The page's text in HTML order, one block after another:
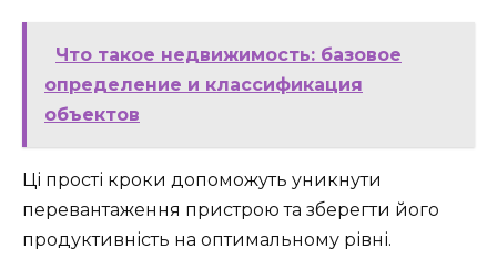
Что такое недвижимость: базовое
определение и классификация
объектов
Ці прості кроки допоможуть уникнути
перевантаження пристрою та зберегти його
продуктивність на оптимальному рівні.